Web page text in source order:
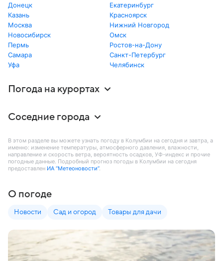
Донецк
Екатеринбург
Казань
Красноярск
Москва
Нижний Новгород
Новосибирск
Омск
Пермь
Ростов-на-Дону
Самара
Санкт-Петербург
Уфа
Челябинск
Погода на курортах
Соседние города
В этом разделе вы можете узнать погоду в Колумбии на сегодня и завтра, а
именно: изменение температуры, атмосферного давления, влажности,
направление и скорость ветра, вероятность осадков, УФ-индекс и прочие
погодные данные. Подробный прогноз погоды в Колумбии на сегодня
предоставлен ИА “Метеоновости”.
О погоде
Новости Сад и огород Товары для дачи